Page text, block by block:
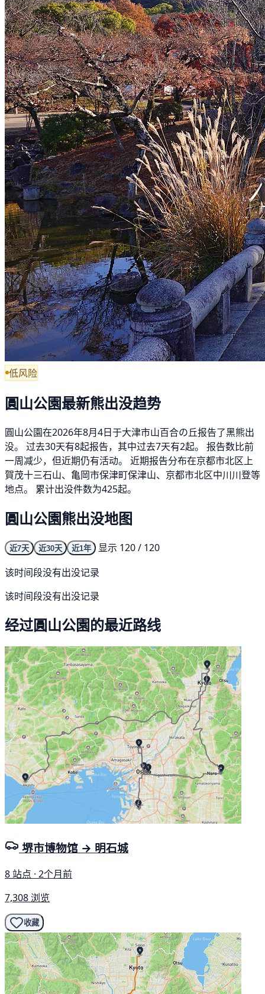
低风险
圓山公園最新熊出没趋势
圓山公園在2026年8月4日于大津市山百合の丘报告了黑熊出
没。 过去30天有8起报告，其中过去7天有2起。 报告数比前
一周减少，但近期仍有活动。 近期报告分布在京都市北区上
賀茂十三石山、亀岡市保津町保津山、京都市北区中川川登等
地点。 累计出没件数为425起。
圓山公園熊出没地图
近7天 近30天 近1年
显示 120 / 120
该时间段没有出没记录
该时间段没有出没记录
经过圓山公園的最近路线
堺市博物馆 → 明石城
8 站点 · 2个月前
7,308 浏览
收藏